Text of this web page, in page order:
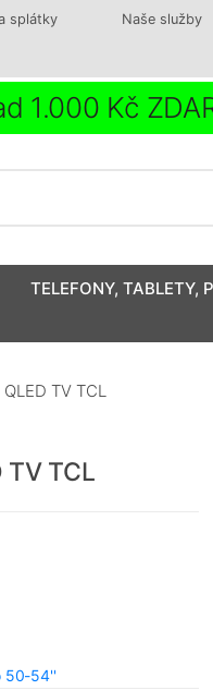
splátky Naše služby
1.000 Kč
TELEFONY, TABLETY,
TV TCL
TV TCL
50-54''